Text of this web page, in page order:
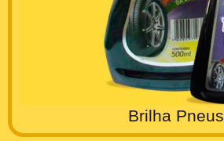
Brilha Pneus